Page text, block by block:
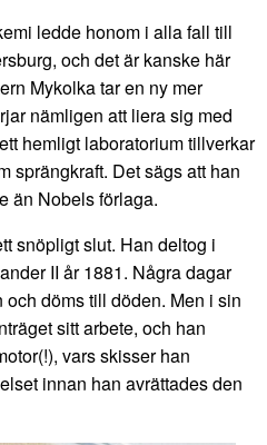
ledde honom i alla fall till
och det är kanske här
Mykolka tar en ny mer
nämligen att liera sig med
hemligt laboratorium tillverkar
sprängkraft. Det sägs att han
än Nobels förlaga.
snöpligt slut. Han deltog i
II år 1881. Några dagar
döms till döden. Men i sin
sitt arbete, och han
vars skisser han
innan han avrättades den